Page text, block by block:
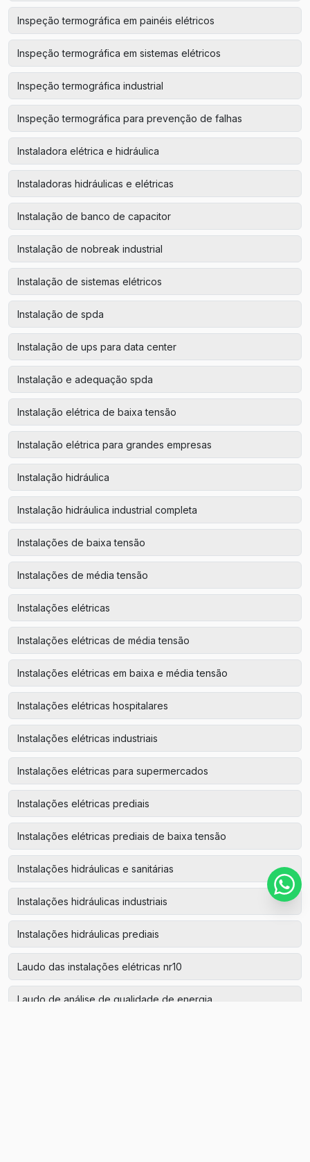
Inspeção termográfica em painéis elétricos
Inspeção termográfica em sistemas elétricos
Inspeção termográfica industrial
Inspeção termográfica para prevenção de falhas
Instaladora elétrica e hidráulica
Instaladoras hidráulicas e elétricas
Instalação de banco de capacitor
Instalação de nobreak industrial
Instalação de sistemas elétricos
Instalação de spda
Instalação de ups para data center
Instalação e adequação spda
Instalação elétrica de baixa tensão
Instalação elétrica para grandes empresas
Instalação hidráulica
Instalação hidráulica industrial completa
Instalações de baixa tensão
Instalações de média tensão
Instalações elétricas
Instalações elétricas de média tensão
Instalações elétricas em baixa e média tensão
Instalações elétricas hospitalares
Instalações elétricas industriais
Instalações elétricas para supermercados
Instalações elétricas prediais
Instalações elétricas prediais de baixa tensão
Instalações hidráulicas e sanitárias
Instalações hidráulicas industriais
Instalações hidráulicas prediais
Laudo das instalações elétricas nr10
Laudo de análise de qualidade de energia